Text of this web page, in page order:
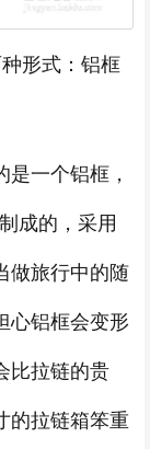
形式：铝框
一个铝框，
成的，采用
做旅行中的随
心铝框会变形
比拉链的贵
的拉链箱笨重